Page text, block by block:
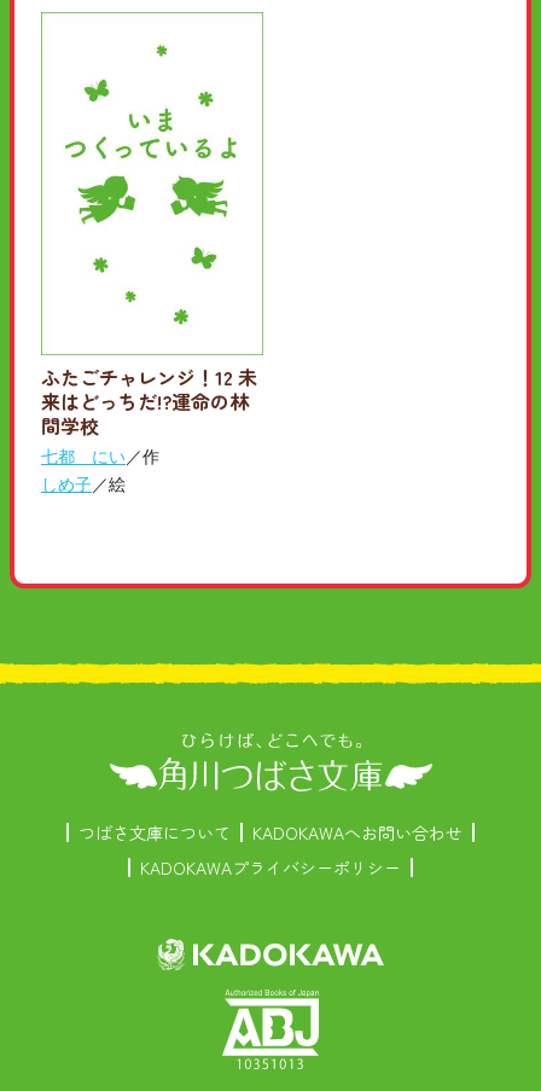
ふたごチャレンジ！12 未
来はどっちだ!?運命の林
間学校
七都 にい／作
しめ子／絵
つばさ文庫について
KADOKAWAへお問い合わせ
KADOKAWAプライバシーポリシー